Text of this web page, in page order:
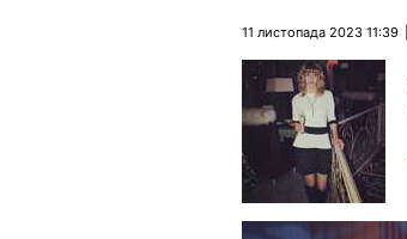
11 листопада 2023 11:39